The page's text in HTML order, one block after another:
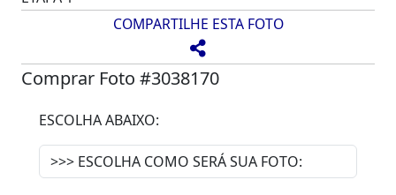
COMPARTILHE ESTA FOTO
Comprar Foto #3038170
ESCOLHA ABAIXO: